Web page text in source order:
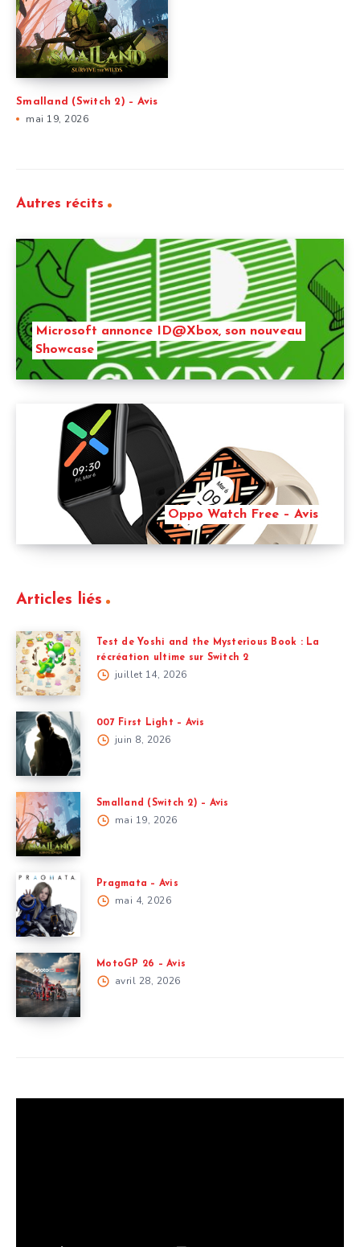
Smalland (Switch 2) – Avis
mai 19, 2026
Autres récits
Microsoft annonce ID@Xbox, son nouveau
Showcase
Oppo Watch Free – Avis
Articles liés
Test de Yoshi and the Mysterious Book : La
récréation ultime sur Switch 2
juillet 14, 2026
007 First Light – Avis
juin 8, 2026
Smalland (Switch 2) – Avis
mai 19, 2026
Pragmata – Avis
mai 4, 2026
MotoGP 26 – Avis
avril 28, 2026